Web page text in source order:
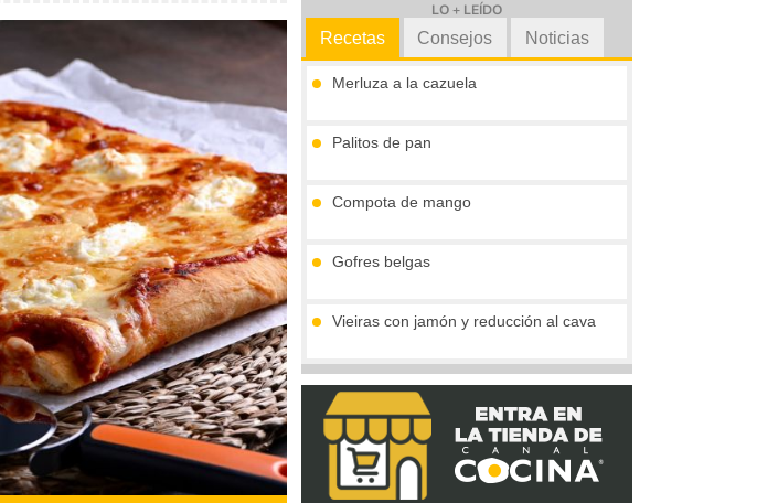
LO + LEÍDO
Recetas
Merluza a la cazuela
Palitos de pan
Compota de mango
Gofres belgas
Vieiras con jamón y reducción al cava
Tronco de chocolate y turrón (sin gluten)
Consejos Noticias